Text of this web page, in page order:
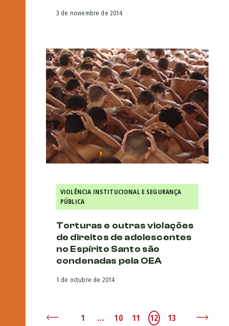
3 de noviembre de 2014
VIOLÊNCIA INSTITUCIONAL E SEGURANÇA
PÚBLICA
Torturas e outras violações
de direitos de adolescentes
no Espírito Santo são
condenadas pela OEA
1 de octubre de 2014
1 … 10 11 12 13